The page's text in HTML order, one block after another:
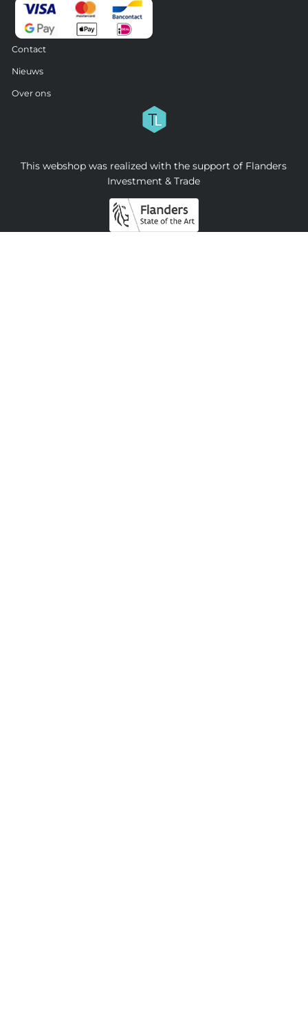
Contact
Nieuws
Over ons
This webshop was realized with the support of Flanders
Investment & Trade